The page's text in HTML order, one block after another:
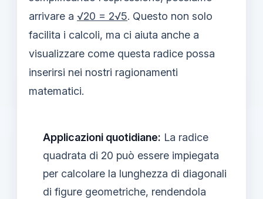
arrivare a √20 = 2√5. Questo non solo
facilita i calcoli, ma ci aiuta anche a
visualizzare come questa radice possa
inserirsi nei nostri ragionamenti
matematici.
Applicazioni quotidiane: La radice
quadrata di 20 può essere impiegata
per calcolare la lunghezza di diagonali
di figure geometriche, rendendola